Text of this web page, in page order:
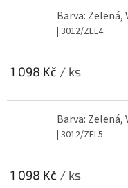
Barva: Zelená,
| 3012/ZEL4
1 098 Kč / ks
Barva: Zelená,
| 3012/ZEL5
1 098 Kč / ks